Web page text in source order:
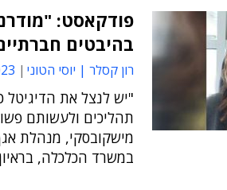
בהיבטים
רון קסלר | יוסי הטוני
תהליכים ולעשותם
מישקובסקי, מנהלת אגף
במשרד הכלכלה,